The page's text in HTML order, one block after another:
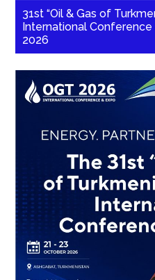
31st “Oil & Gas of
International Conference
2026